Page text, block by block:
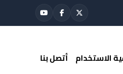
الاستخدام أتصل بنا